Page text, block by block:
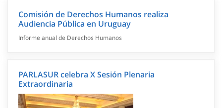
Comisión de Derechos Humanos realiza
Audiencia Pública en Uruguay
Informe anual de Derechos Humanos
PARLASUR celebra X Sesión Plenaria
Extraordinaria